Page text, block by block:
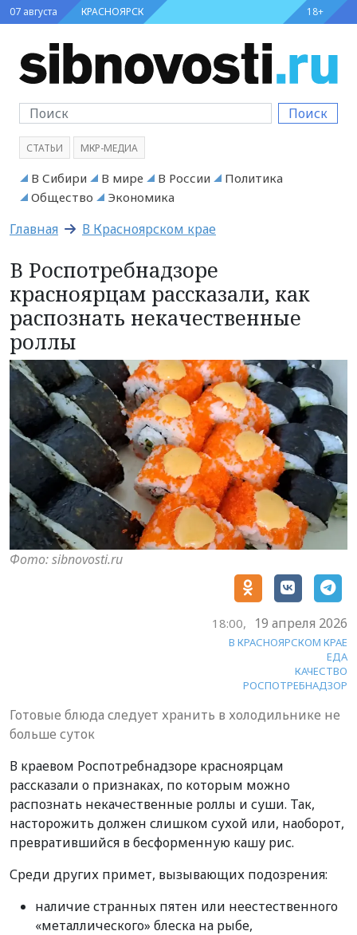
07 августа КРАСНОЯРСК 18+
Поиск
СТАТЬИ МКР-МЕДИА
В Сибири В мире В России
Политика
Общество
Экономика
Главная В Красноярском крае
В Роспотребнадзоре
красноярцам рассказали, как
распознать некачественные
роллы
Фото: sibnovosti.ru
18:00, 19 апреля 2026
В КРАСНОЯРСКОМ КРАЕ
ЕДА
КАЧЕСТВО
РОСПОТРЕБНАДЗОР
Готовые блюда следует хранить в холодильнике не
больше суток
В краевом Роспотребнадзоре красноярцам
рассказали о признаках, по которым можно
распознать некачественные роллы и суши. Так,
насторожить должен слишком сухой или, наоборот,
превратившийся в бесформенную кашу рис.
Среди других примет, вызывающих подозрения:
наличие странных пятен или неестественного
«металлического» блеска на рыбе,